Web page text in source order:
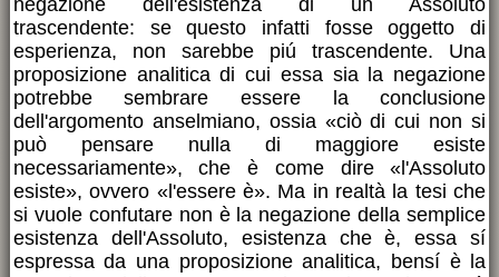
trascendente: se questo infatti fosse oggetto di
esperienza, non sarebbe piú trascendente. Una
proposizione analitica di cui essa sia la negazione
potrebbe sembrare essere la conclusione
dell'argomento anselmiano, ossia «ciò di cui non si
può pensare nulla di maggiore esiste
necessariamente», che è come dire «l'Assoluto
esiste», ovvero «l'essere è». Ma in realtà la tesi che
si vuole confutare non è la negazione della semplice
esistenza dell'Assoluto, esistenza che è, essa sí
espressa da una proposizione analitica, bensí è la